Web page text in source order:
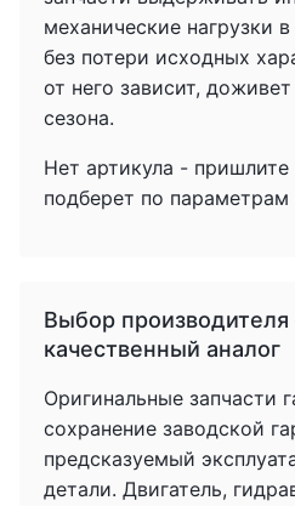
механические нагрузки
без потери исходных
от него зависит,
сезона.
Нет артикула -
подберет по параметрам
Выбор
качественный аналог
Оригинальные запчасти
сохранение заводской
предсказуемый
детали. Двигатель,